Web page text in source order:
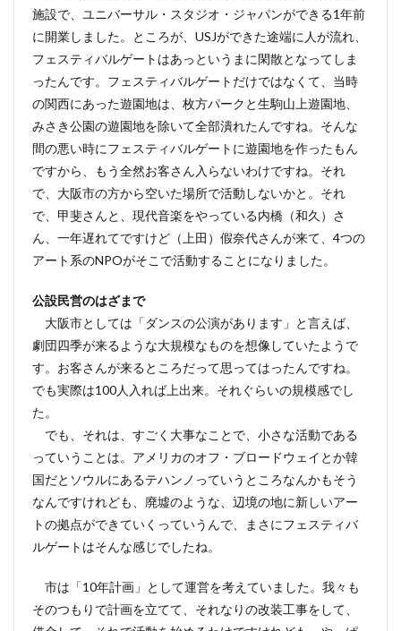
施設で、ユニバーサル・スタジオ・ジャパンができる1年前
に開業しました。ところが、USJができた途端に人が流れ、
フェスティバルゲートはあっというまに閑散となってしま
ったんです。フェスティバルゲートだけではなくて、当時
の関西にあった遊園地は、枚方パークと生駒山上遊園地、
みさき公園の遊園地を除いて全部潰れたんですね。そんな
間の悪い時にフェスティバルゲートに遊園地を作ったもん
ですから、もう全然お客さん入らないわけですね。それ
で、大阪市の方から空いた場所で活動しないかと。それ
で、甲斐さんと、現代音楽をやっている内橋（和久）さ
ん、一年遅れてですけど（上田）假奈代さんが来て、4つの
アート系のNPOがそこで活動することになりました。
公設民営のはざまで
大阪市としては「ダンスの公演があります」と言えば、
劇団四季が来るような大規模なものを想像していたようで
す。お客さんが来るところだって思ってはったんですね。
でも実際は100人入れば上出来。それぐらいの規模感でし
た。
でも、それは、すごく大事なことで、小さな活動である
っていうことは。アメリカのオフ・ブロードウェイとか韓
国だとソウルにあるテハンノっていうところなんかもそう
なんですけれども、廃墟のような、辺境の地に新しいアー
トの拠点ができていくっていうんで、まさにフェスティバ
ルゲートはそんな感じでしたね。
市は「10年計画」として運営を考えていました。我々も
そのつもりで計画を立てて、それなりの改装工事をして、